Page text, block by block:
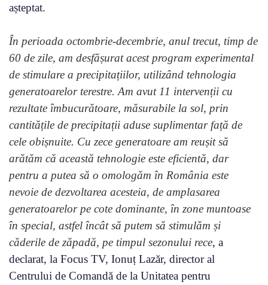
așteptat.
În perioada octombrie-decembrie, anul trecut, timp de
60 de zile, am desfășurat acest program experimental
de stimulare a precipitațiilor, utilizând tehnologia
generatoarelor terestre. Am avut 11 intervenții cu
rezultate îmbucurătoare, măsurabile la sol, prin
cantitățile de precipitații aduse suplimentar față de
cele obișnuite. Cu zece generatoare am reușit să
arătăm că această tehnologie este eficientă, dar
pentru a putea să o omologăm în România este
nevoie de dezvoltarea acesteia, de amplasarea
generatoarelor pe cote dominante, în zone muntoase
în special, astfel încât să putem să stimulăm și
căderile de zăpadă, pe timpul sezonului rece, a
declarat, la Focus TV, Ionuț Lazăr, director al
Centrului de Comandă de la Unitatea pentru